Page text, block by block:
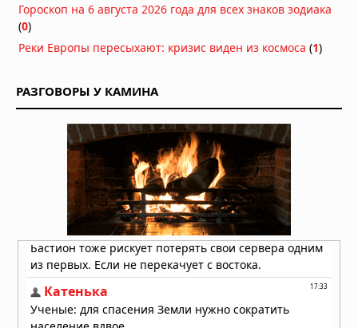
учёный-ракетчик, владелец
технологии
«Я отказался от карьеры, чтобы
ядерном ударе по Ирану
02.04.2026 в 09:59
Тринадцатиметровая труба
вырвалась из-под земли в центре
японского города: очевидцы в шоке
13.03.2026 в 07:10
Американский «самолет судного
дня» замечен приземляющимся в
Вашингтоне
Гороскоп на 6 августа 2026 года для всех знаков зодиака
(0)
Реки Европы пересыхают: кризис виден из космоса (1)
РАЗГОВОРЫ У КАМИНА